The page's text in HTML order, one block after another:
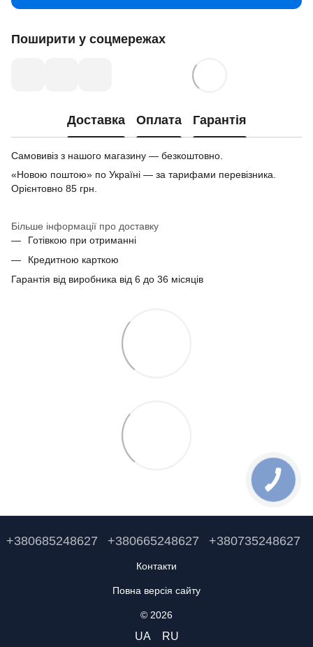
Поширити у соцмережах
Доставка Оплата Гарантія
Самовивіз з нашого магазину — безкоштовно.
«Новою поштою» по Україні — за тарифами перевізника.
Орієнтовно 85 грн.
Більше інформації про доставку
Готівкою при отриманні
Кредитною карткою
Гарантія від виробника від 6 до 36 місяців
+380685248627 +380665248627 +380735248627
Контакти
Повна версія сайту
© 2026
UA RU